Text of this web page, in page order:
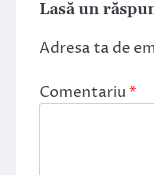
Lasă un
Adresa ta de
Comentariu *